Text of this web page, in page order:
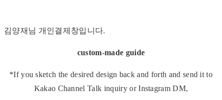
김양재님 개인결제창입니다.
custom-made guide
*If you sketch the desired design back and forth and send it to
Kakao Channel Talk inquiry or Instagram DM,